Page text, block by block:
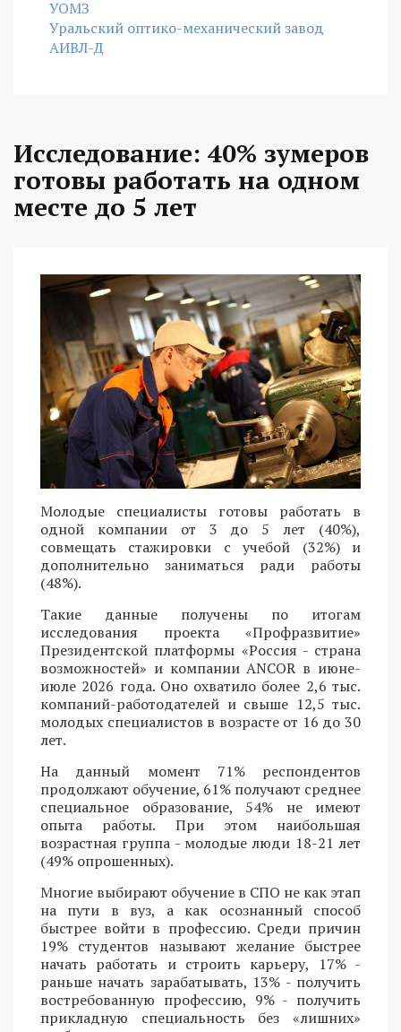
УОМЗ
Уральский оптико-механический завод
АИВЛ-Д
Исследование: 40% зумеров
готовы работать на одном
месте до 5 лет
Молодые специалисты готовы работать в
одной компании от 3 до 5 лет (40%),
совмещать стажировки с учебой (32%) и
дополнительно заниматься ради работы
(48%).
Такие данные получены по итогам
исследования проекта «Профразвитие»
Президентской платформы «Россия - страна
возможностей» и компании ANCOR в июне-
июле 2026 года. Оно охватило более 2,6 тыс.
компаний-работодателей и свыше 12,5 тыс.
молодых специалистов в возрасте от 16 до 30
лет.
На данный момент 71% респондентов
продолжают обучение, 61% получают среднее
специальное образование, 54% не имеют
опыта работы. При этом наибольшая
возрастная группа - молодые люди 18-21 лет
(49% опрошенных).
Многие выбирают обучение в СПО не как этап
на пути в вуз, а как осознанный способ
быстрее войти в профессию. Среди причин
19% студентов называют желание быстрее
начать работать и строить карьеру, 17% -
раньше начать зарабатывать, 13% - получить
востребованную профессию, 9% - получить
прикладную специальность без «лишних»